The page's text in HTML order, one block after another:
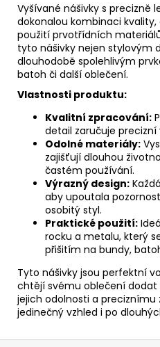
Vyšívané nášivky s precizně
dokonalou kombinaci
použití prvotřídních
tyto nášivky nejen stylovým
dlouhodobě spolehlivým
batoh či další oblečení.
Vlastnosti produktu:
Kvalitní zpracování:
detail zaručuje
Odolné materiály:
zajišťují dlouhou
častém používání.
Výrazný design:
aby upoutala
osobitý styl.
Praktické použití:
rocku a metalu, který
přišitím na bundy,
Tyto nášivky jsou perfektní
chtějí svému oblečení dodat
jejich odolnosti a preciznímu
jedinečný vzhled i po